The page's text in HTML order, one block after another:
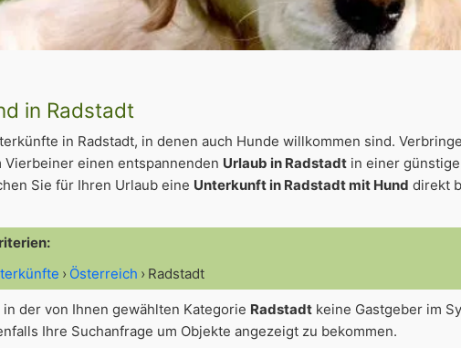
in Radstadt
in Radstadt, in denen auch Hunde willkommen sind.
Vierbeiner einen entspannenden Urlaub in Radstadt in einer
Sie für Ihren Urlaub eine Unterkunft in Radstadt mit Hund direkt
Österreich Radstadt
der von Ihnen gewählten Kategorie Radstadt keine Gastgeber im
Ihre Suchanfrage um Objekte angezeigt zu bekommen.